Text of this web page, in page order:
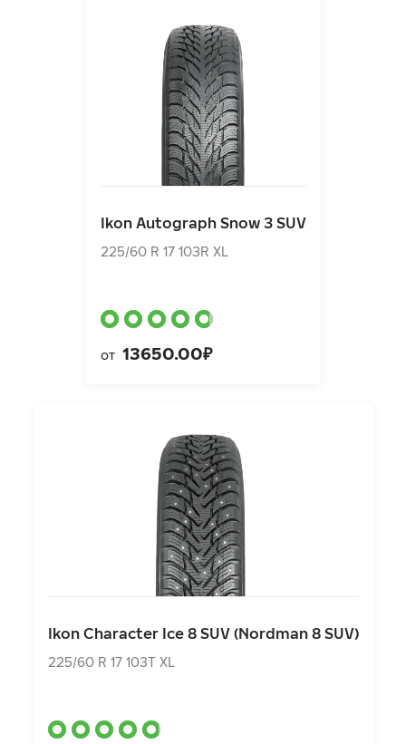
Ikon Autograph Snow 3 SUV
225/60 R 17 103R XL
от 13650.00₽
Ikon Character Ice 8 SUV (Nordman 8 SUV)
225/60 R 17 103T XL
Ikon Autograph Snow 3 SUV
225/60 R 17 103R XL
от13650.00₽
Ikon Character Ice 8 SUV (Nordman 8 SUV)
225/60 R 17 103T XL
от14390.00₽